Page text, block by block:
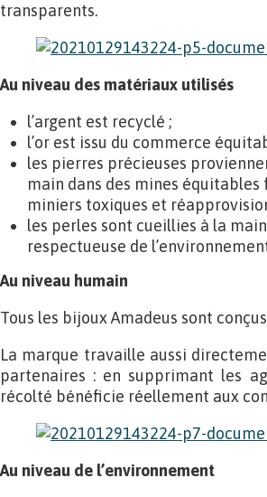
transparents.
Au niveau des matériaux utilisés
l’argent est recyclé ;
l’or est issu du commerce
les pierres précieuses
main dans des mines
miniers toxiques et
les perles sont cueillies à la
respectueuse de
Au niveau humain
Tous les bijoux Amadeus sont
La marque travaille aussi
partenaires : en supprimant les
récolté bénéficie réellement aux
Au niveau de l’environnement